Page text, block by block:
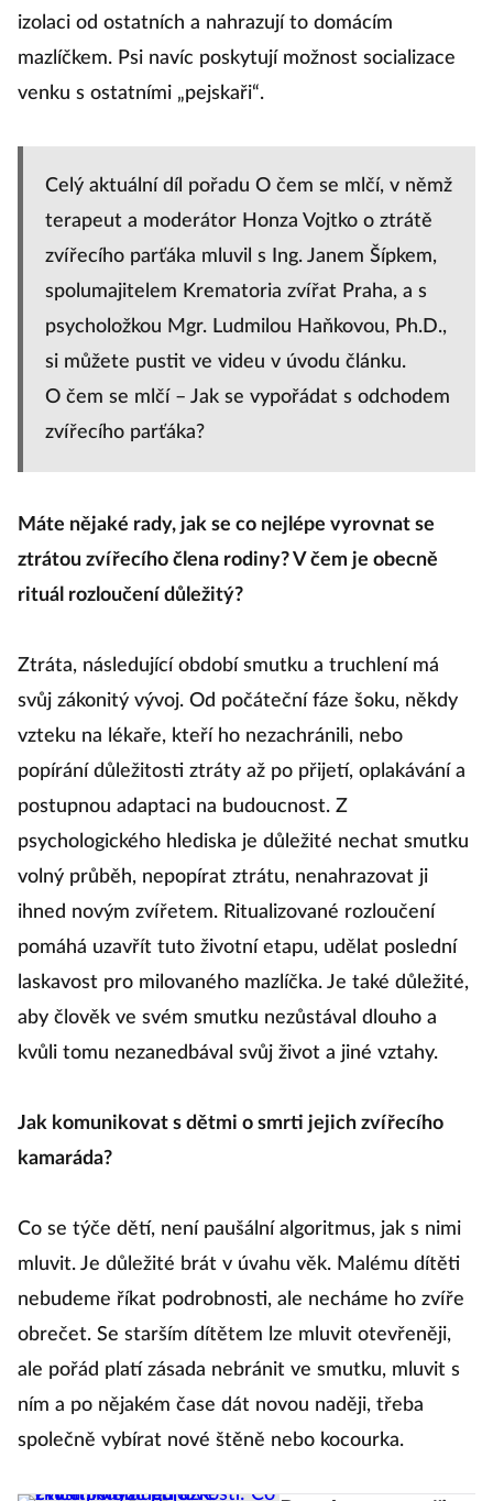
izolaci od ostatních a nahrazují to domácím
mazlíčkem. Psi navíc poskytují možnost socializace
venku s ostatními „pejskaři“.
Celý aktuální díl pořadu O čem se mlčí, v němž
terapeut a moderátor Honza Vojtko o ztrátě
zvířecího parťáka mluvil s Ing. Janem Šípkem,
spolumajitelem Krematoria zvířat Praha, a s
psycholožkou Mgr. Ludmilou Haňkovou, Ph.D.,
si můžete pustit ve videu v úvodu článku.
O čem se mlčí – Jak se vypořádat s odchodem
zvířecího parťáka?
Máte nějaké rady, jak se co nejlépe vyrovnat se
ztrátou zvířecího člena rodiny? V čem je obecně
rituál rozloučení důležitý?
Ztráta, následující období smutku a truchlení má
svůj zákonitý vývoj. Od počáteční fáze šoku, někdy
vzteku na lékaře, kteří ho nezachránili, nebo
popírání důležitosti ztráty až po přijetí, oplakávání a
postupnou adaptaci na budoucnost. Z
psychologického hlediska je důležité nechat smutku
volný průběh, nepopírat ztrátu, nenahrazovat ji
ihned novým zvířetem. Ritualizované rozloučení
pomáhá uzavřít tuto životní etapu, udělat poslední
laskavost pro milovaného mazlíčka. Je také důležité,
aby člověk ve svém smutku nezůstával dlouho a
kvůli tomu nezanedbával svůj život a jiné vztahy.
Jak komunikovat s dětmi o smrti jejich zvířecího
kamaráda?
Co se týče dětí, není paušální algoritmus, jak s nimi
mluvit. Je důležité brát v úvahu věk. Malému dítěti
nebudeme říkat podrobnosti, ale necháme ho zvíře
obrečet. Se starším dítětem lze mluvit otevřeněji,
ale pořád platí zásada nebránit ve smutku, mluvit s
ním a po nějakém čase dát novou naději, třeba
společně vybírat nové štěně nebo kocourka.